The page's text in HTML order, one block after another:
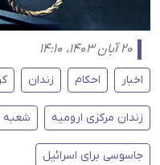
۲۰ آبان ۱۴۰۳، ۱۴:۱۰
اخبار احکام زندان
زندان مرکزی ارومیه شعبه ٣ دادگاه انقلاب ارومیه
جاسوسی برای اسرائیل